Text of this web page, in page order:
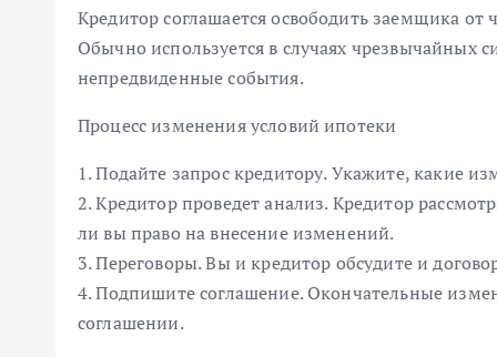
Кредитор соглашается освободить заемщика от
Обычно используется в случаях чрезвычайных
непредвиденные события.
Процесс изменения условий ипотеки
1. Подайте запрос кредитору. Укажите, какие
2. Кредитор проведет анализ. Кредитор
ли вы право на внесение изменений.
3. Переговоры. Вы и кредитор обсудите и
4. Подпишите соглашение. Окончательные
соглашении.